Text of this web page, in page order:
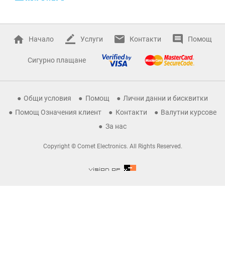
Начало Услуги Контакти Помощ
Сигурно плащане
Общи условия Помощ
Лични данни и бисквитки
Помощ Означения клиент
Контакти
Валутни курсове
За нас
Copyright © Comet Electronics. All Rights Reserved.